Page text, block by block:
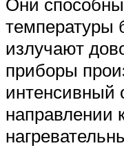
температуры
излучают
приборы
интенсивный
направлении